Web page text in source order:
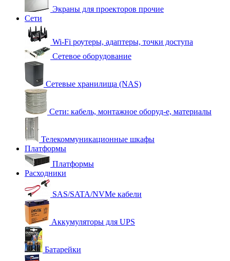
Экраны для проекторов прочие
Сети
Wi-Fi роутеры, адаптеры, точки доступа
Сетевое оборудование
Сетевые хранилища (NAS)
Сети: кабель, монтажное оборуд-е, материалы
Телекоммуникационные шкафы
Платформы
Платформы
Расходники
SAS/SATA/NVMe кабели
Аккумуляторы для UPS
Батарейки